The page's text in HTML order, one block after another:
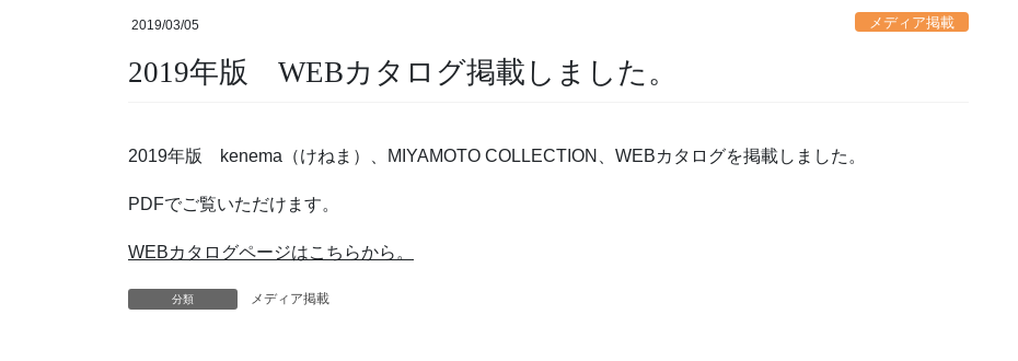
2019/03/05 メディア掲載
2019年版 WEBカタログ掲載しました。
2019年版 kenema（けねま）、MIYAMOTO COLLECTION、WEBカタログを掲載しました。
PDFでご覧いただけます。
WEBカタログページはこちらから。
分類 メディア掲載